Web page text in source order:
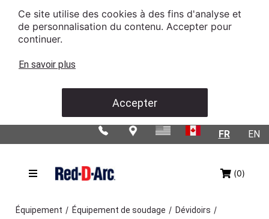
Ce site utilise des cookies à des fins d'analyse et
de personnalisation du contenu. Accepter pour
continuer.
En savoir plus
Accepter
EN
FR
(0)
Équipement / Équipement de soudage / Dévidoirs /